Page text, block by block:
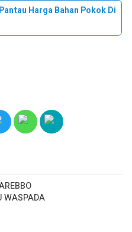
Harga Bahan Pokok Di
WASPADA